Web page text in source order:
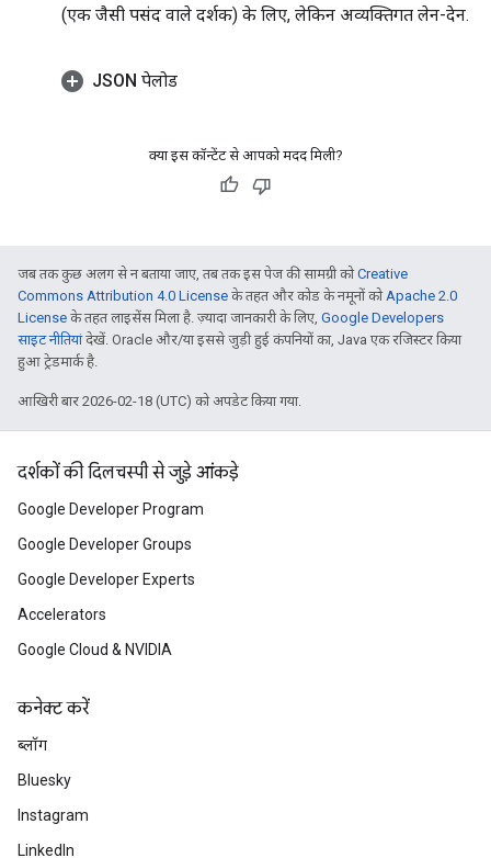
(एक जैसी पसंद वाले दर्शक) के लिए, लेकिन अव्यक्तिगत लेन-देन.
JSON पेलोड
क्या इस कॉन्टेंट से आपको मदद मिली?
जब तक कुछ अलग से न बताया जाए, तब तक इस पेज की सामग्री कोCreative
Commons Attribution 4.0 License के तहत और कोड के नमूनों को Apache 2.0
License के तहत लाइसेंस मिला है. ज़्यादा जानकारी के लिए, Google Developers
साइट नीतियांदेखें. Oracle और/या इससे जुड़ी हुई कंपनियों का, Java एक रजिस्टर किया
हुआ ट्रेडमार्क है.
आखिरी बार 2026-02-18 (UTC) को अपडेट किया गया.
दर्शकों की दिलचस्पी से जुड़े आंकड़े
Google Developer Program
Google Developer Groups
Google Developer Experts
Accelerators
Google Cloud & NVIDIA
कनेक्ट करें
ब्लॉग
Bluesky
Instagram
LinkedIn